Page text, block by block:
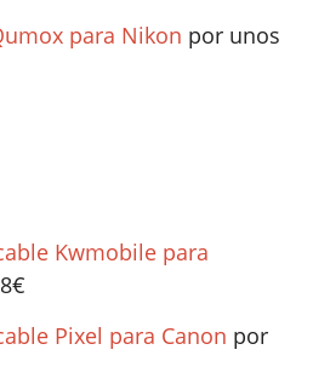
para Nikon por unos
Kwmobile para
Pixel para Canon por